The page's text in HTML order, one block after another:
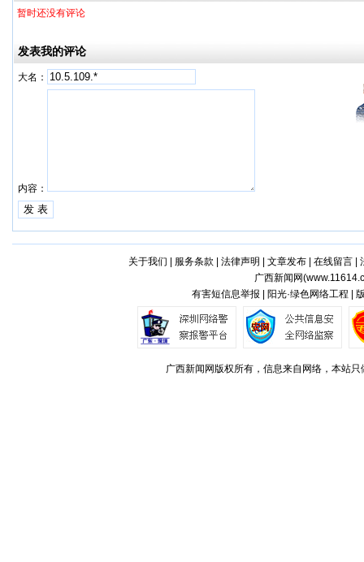
暂时还没有评论
发表我的评论
大名：
内容：
关于我们 服务条款 法律声明 文章发布| 在线留言|
广西新闻网(
有害短信息举报 | 阳光·绿色网络工程 |
广西新闻网版权所有，信息来自网络，本站